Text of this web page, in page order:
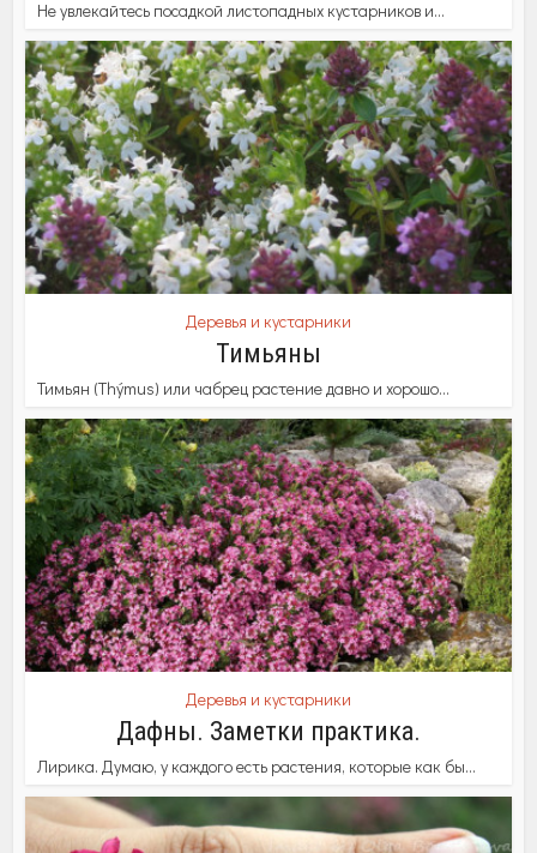
Не увлекайтесь посадкой листопадных кустарников и...
Деревья и кустарники
Тимьяны
Тимьян (Thýmus) или чабрец растение давно и хорошо...
Деревья и кустарники
Дафны. Заметки практика.
Лирика. Думаю, у каждого есть растения, которые как бы...